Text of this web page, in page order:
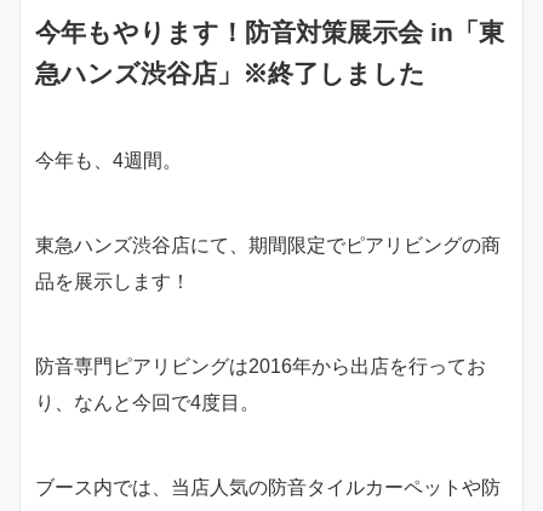
今年もやります！防音対策展示会 in「東
急ハンズ渋谷店」※終了しました
今年も、4週間。
東急ハンズ渋谷店にて、期間限定でピアリビングの商
品を展示します！
防音専門ピアリビングは2016年から出店を行ってお
り、なんと今回で4度目。
ブース内では、当店人気の防音タイルカーペットや防